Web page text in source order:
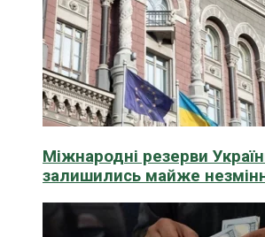
Міжнародні резерви
залишились майже